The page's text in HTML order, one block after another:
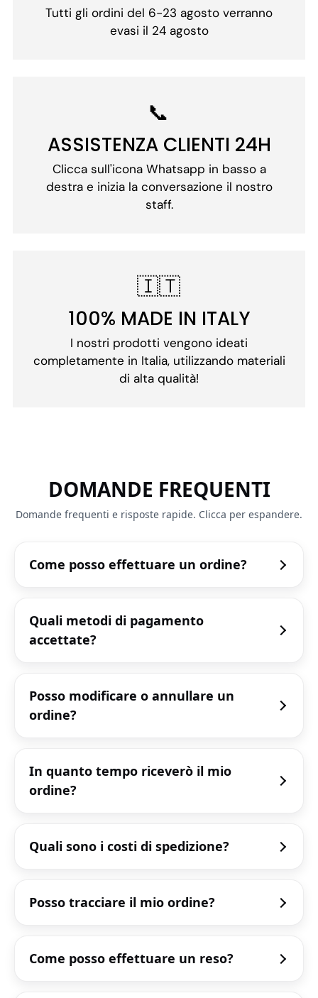
Tutti gli ordini del 6-23 agosto verranno
evasi il 24 agosto
📞
ASSISTENZA CLIENTI 24H
Clicca sull'icona Whatsapp in basso a
destra e inizia la conversazione il nostro
staff.
🇮🇹
100% MADE IN ITALY
I nostri prodotti vengono ideati
completamente in Italia, utilizzando materiali
di alta qualità!
DOMANDE FREQUENTI
Domande frequenti e risposte rapide. Clicca per espandere.
Come posso effettuare un ordine?
Quali metodi di pagamento
accettate?
Posso modificare o annullare un
ordine?
In quanto tempo riceverò il mio
ordine?
Quali sono i costi di spedizione?
Posso tracciare il mio ordine?
Come posso effettuare un reso?